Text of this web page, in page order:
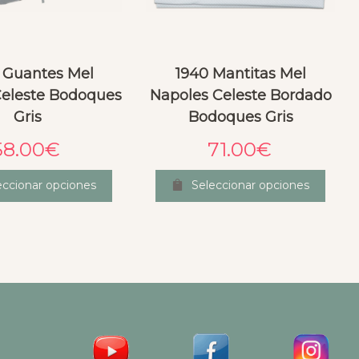
Mel
Bodoques
Gris
€
opciones
1940 Mantitas Mel
Napoles Celeste Bordado
Bodoques Gris
71.00€
Seleccionar opciones